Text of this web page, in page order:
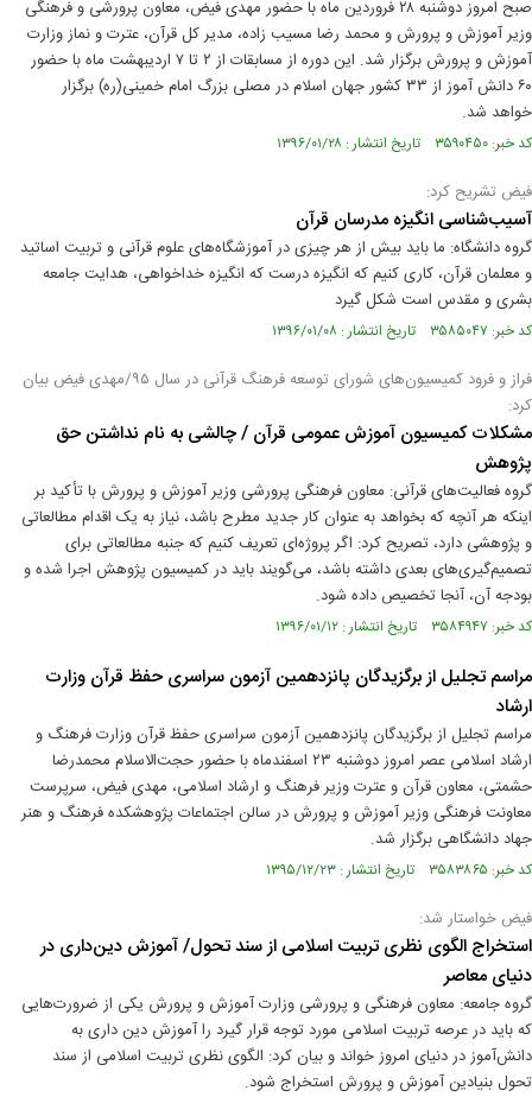
صبح امروز دوشنبه ۲۸ فروردین ماه با حضور مهدی فیض، معاون پرورشی و فرهنگی
وزیر آموزش و پرورش و محمد رضا مسیب زاده، مدیر کل قرآن، عترت و نماز وزارت
آموزش و پرورش برگزار شد. این دوره از مسابقات از ۲ تا ۷ اردیبهشت ماه با حضور
۶۰ دانش آموز از ۳۳ کشور جهان اسلام در مصلی بزرگ امام خمینی(ره) برگزار
خواهد شد.
کد خبر: ۳۵۹۰۴۵۰ تاریخ انتشار : ۱۳۹۶/۰۱/۲۸
فیض تشریح کرد:
آسیب‌شناسی انگیزه مدرسان قرآن
گروه دانشگاه: ما باید بیش از هر چیزی در آموزشگاه‌های علوم قرآنی و تربیت اساتید
و معلمان قرآن، کاری کنیم که انگیزه درست که انگیزه خداخواهی، هدایت جامعه
بشری و مقدس است شکل گیرد
کد خبر: ۳۵۸۵۰۴۷ تاریخ انتشار : ۱۳۹۶/۰۱/۰۸
فراز و فرود کمیسیون‌های شورای توسعه فرهنگ قرآنی در سال ۹۵/مهدی فیض بیان
کرد:
مشکلات کمیسیون آموزش عمومی قرآن / چالشی به نام نداشتن حق
پژوهش
گروه فعالیت‌های قرآنی: معاون فرهنگی پرورشی وزیر آموزش و پرورش با تأکید بر
اینکه هر آنچه که بخواهد به عنوان کار جدید مطرح باشد، نیاز به یک اقدام مطالعاتی
و پژوهشی دارد، تصریح کرد: اگر پروژه‌ای تعریف کنیم که جنبه مطالعاتی برای
تصمیم‌گیری‌های بعدی داشته باشد، می‌گویند باید در کمیسیون پژوهش اجرا شده و
بودجه آن، آنجا تخصیص داده شود.
کد خبر: ۳۵۸۴۹۴۷ تاریخ انتشار : ۱۳۹۶/۰۱/۱۲
مراسم تجلیل از برگزیدگان پانزدهمین آزمون سراسری حفظ قرآن وزارت
ارشاد
مراسم تجلیل از برگزیدگان پانزدهمین آزمون سراسری حفظ قرآن وزارت فرهنگ و
ارشاد اسلامی عصر امروز دوشنبه ۲۳ اسفندماه با حضور حجت‌الاسلام محمدرضا
حشمتی، معاون قرآن و عترت وزیر فرهنگ و ارشاد اسلامی، مهدی فیض، سرپرست
معاونت فرهنگی وزیر آموزش و پرورش در سالن اجتماعات پژوهشکده فرهنگ و هنر
جهاد دانشگاهی برگزار شد.
کد خبر: ۳۵۸۳۸۶۵ تاریخ انتشار : ۱۳۹۵/۱۲/۲۳
فیض خواستار شد:
استخراج الگوی نظری تربیت اسلامی از سند تحول/ آموزش دین‌داری در
دنیای معاصر
گروه جامعه: معاون فرهنگی و پرورشی وزارت آموزش و پرورش یکی از ضرورت‌هایی
که باید در عرصه تربیت اسلامی مورد توجه قرار گیرد را آموزش دین داری به
دانش‌آموز در دنیای امروز خواند و بیان کرد: الگوی نظری تربیت اسلامی از سند
تحول بنیادین آموزش و پرورش استخراج شود.